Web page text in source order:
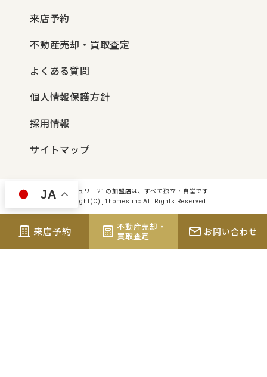
来店予約
不動産売却・買取査定
よくある質問
個人情報保護方針
採用情報
サイトマップ
センチュリー21の加盟店は、すべて独立・自営です
Copyright(C) j1homes inc All Rights Reserved.
来店予約
不動産売却・
買取査定
お問い合わせ
JA